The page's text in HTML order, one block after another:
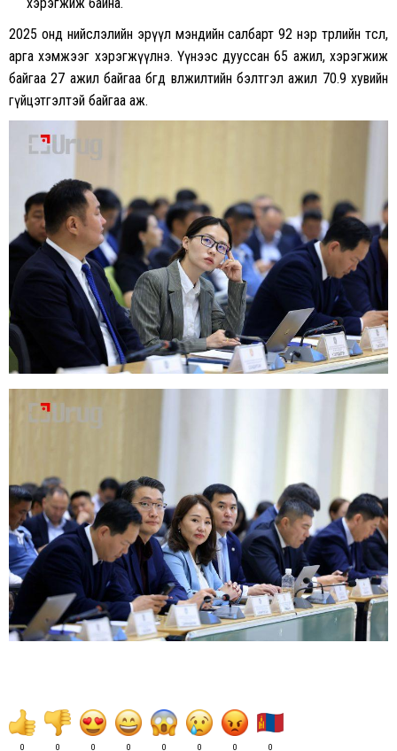
хэрэгжиж байна.
2025 онд нийслэлийн эрүүл мэндийн салбарт 92 нэр төрлийн төсөл,
арга хэмжээг хэрэгжүүлнэ. Үүнээс дууссан 65 ажил, хэрэгжиж
байгаа 27 ажил байгаа бөгөөд өвөлжилтийн бэлтгэл ажил 70.9 хувийн
гүйцэтгэлтэй байгаа аж.
0 0 0 0 0 0 0 0